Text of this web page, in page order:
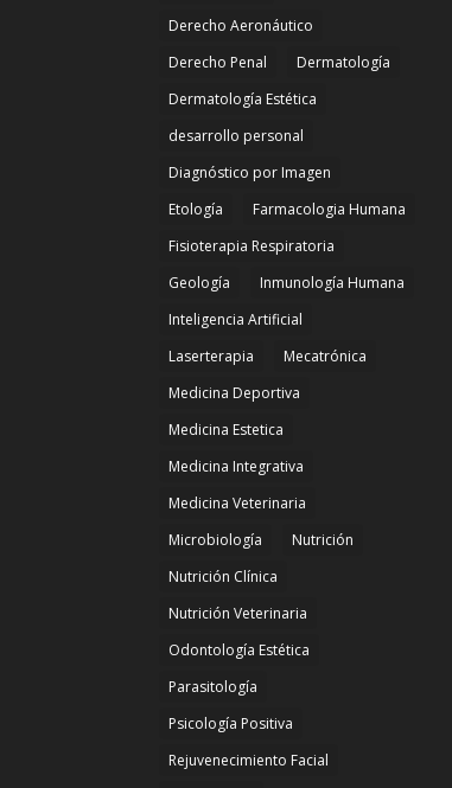
Derecho Aeronáutico
Derecho Penal
Dermatología
Dermatología Estética
desarrollo personal
Diagnóstico por Imagen
Etología
Farmacologia Humana
Fisioterapia Respiratoria
Geología
Inmunología Humana
Inteligencia Artificial
Laserterapia
Mecatrónica
Medicina Deportiva
Medicina Estetica
Medicina Integrativa
Medicina Veterinaria
Microbiología
Nutrición
Nutrición Clínica
Nutrición Veterinaria
Odontología Estética
Parasitología
Psicología Positiva
Rejuvenecimiento Facial